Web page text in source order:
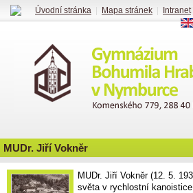
MUDr. Jiří Vokněr
MUDr. Jiří Vokněr (12. 5.
světa v rychlostní
Úvodní stránka Mapa stránek Intranet|